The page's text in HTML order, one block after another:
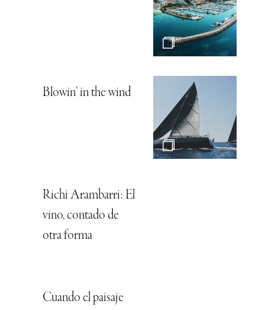
Blowin’ in the wind
Richi Arambarri: El
vino, contado de
otra forma
Cuando el paisaje